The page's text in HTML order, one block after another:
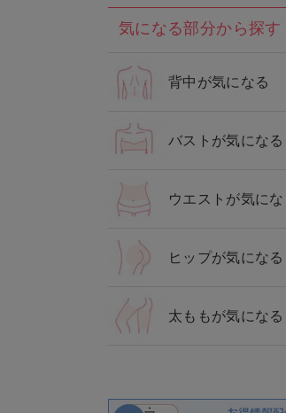
気になる部分から探す
背中が気になる
バストが気になる
ウエストが気にな
ヒップが気になる
太ももが気になる